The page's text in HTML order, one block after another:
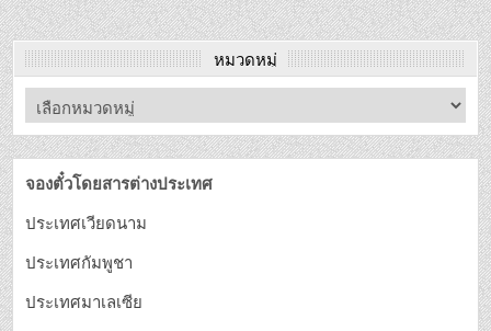
หมวดหมู่
จองตั๋วโดยสารต่างประเทศ
ประเทศเวียดนาม
ประเทศกัมพูชา
ประเทศมาเลเซีย